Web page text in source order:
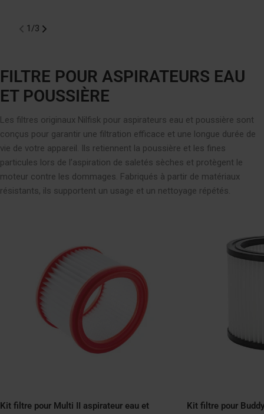
1/3
FILTRE POUR ASPIRATEURS EAU
ET POUSSIÈRE
Les filtres originaux Nilfisk pour aspirateurs eau et poussière sont
conçus pour garantir une filtration efficace et une longue durée de
vie de votre appareil. Ils retiennent la poussière et les fines
particules lors de l’aspiration de saletés sèches et protègent le
moteur contre les dommages. Fabriqués à partir de matériaux
résistants, ils supportent un usage et un nettoyage répétés.
Kit filtre pour Multi II aspirateur eau et
Kit filtre pour